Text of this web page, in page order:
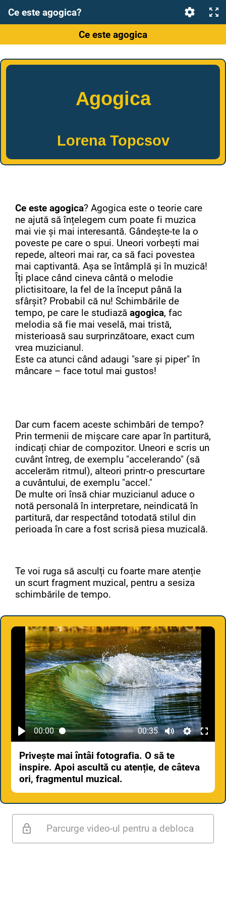
Ce este agogica?
Ce este agogica
Agogica
Lorena Topcsov
Ce este agogica? Agogica este o teorie care
ne ajută să înțelegem cum poate fi muzica
mai vie și mai interesantă. Gândește-te la o
poveste pe care o spui. Uneori vorbești mai
repede, alteori mai rar, ca să faci povestea
mai captivantă. Așa se întâmplă și în muzică!
Îți place când cineva cântă o melodie
plictisitoare, la fel de la început până la
sfârșit? Probabil că nu! Schimbările de
tempo, pe care le studiază agogica, fac
melodia să fie mai veselă, mai tristă,
misterioasă sau surprinzătoare, exact cum
vrea muzicianul.
Este ca atunci când adaugi "sare și piper" în
mâncare – face totul mai gustos!
Dar cum facem aceste schimbări de tempo?
Prin termenii de mișcare care apar în partitură,
indicați chiar de compozitor. Uneori e scris un
cuvânt întreg, de exemplu "accelerando" (să
accelerăm ritmul), alteori printr-o prescurtare
a cuvântului, de exemplu "accel."
De multe ori însă chiar muzicianul aduce o
notă personală în interpretare, neindicată în
partitură, dar respectând totodată stilul din
perioada în care a fost scrisă piesa muzicală.
Te voi ruga să asculți cu foarte mare atenție
un scurt fragment muzical, pentru a sesiza
schimbările de tempo.
00:00 00:35
Privește mai întâi fotografia. O să te
inspire. Apoi ascultă cu atenție, de câteva
ori, fragmentul muzical.
Parcurge video-ul pentru a debloca